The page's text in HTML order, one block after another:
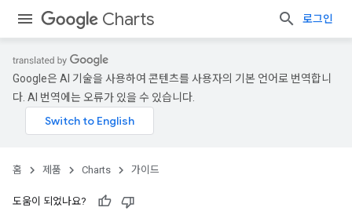
Charts 로그인
Google은 AI 기술을 사용하여 콘텐츠를 사용자의 기본 언어로 번역합니
다. AI 번역에는 오류가 있을 수 있습니다.
홈 제품 Charts 가이드
도움이 되었나요?